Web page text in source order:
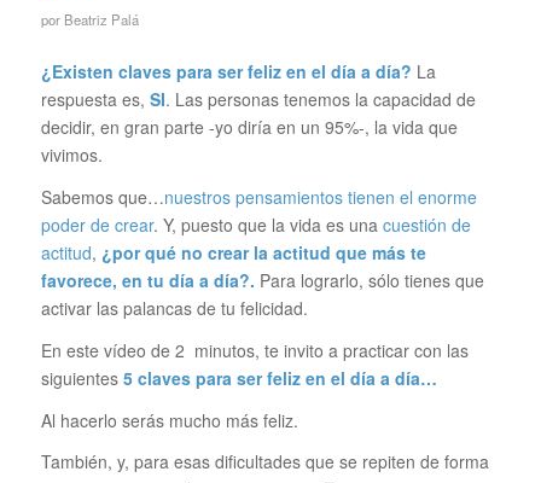
por Beatriz Palá
¿Existen claves para ser feliz en el día a día? La
respuesta es, SI. Las personas tenemos la capacidad de
decidir, en gran parte -yo diría en un 95%-, la vida que
vivimos.
Sabemos que…nuestros pensamientos tienen el enorme
poder de crear. Y, puesto que la vida es una cuestión de
actitud, ¿por qué no crear la actitud que más te
favorece, en tu día a día?. Para lograrlo, sólo tienes que
activar las palancas de tu felicidad.
En este vídeo de 2 minutos, te invito a practicar con las
siguientes 5 claves para ser feliz en el día a día…
Al hacerlo serás mucho más feliz.
También, y, para esas dificultades que se repiten de forma